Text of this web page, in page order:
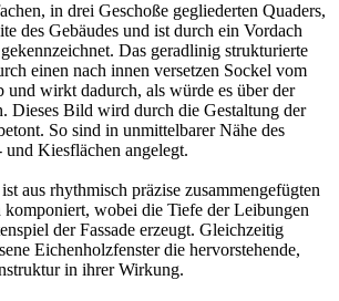
in drei Geschoße gegliederten Quaders,
des Gebäudes und ist durch ein Vordach
Das geradlinig strukturierte
einen nach innen versetzen Sockel vom
und wirkt dadurch, als würde es über der
Dieses Bild wird durch die Gestaltung der
So sind in unmittelbarer Nähe des
und Kiesflächen angelegt.
aus rhythmisch präzise zusammengefügten
komponiert, wobei die Tiefe der Leibungen
der Fassade erzeugt. Gleichzeitig
Eichenholzfenster die hervorstehende,
in ihrer Wirkung.